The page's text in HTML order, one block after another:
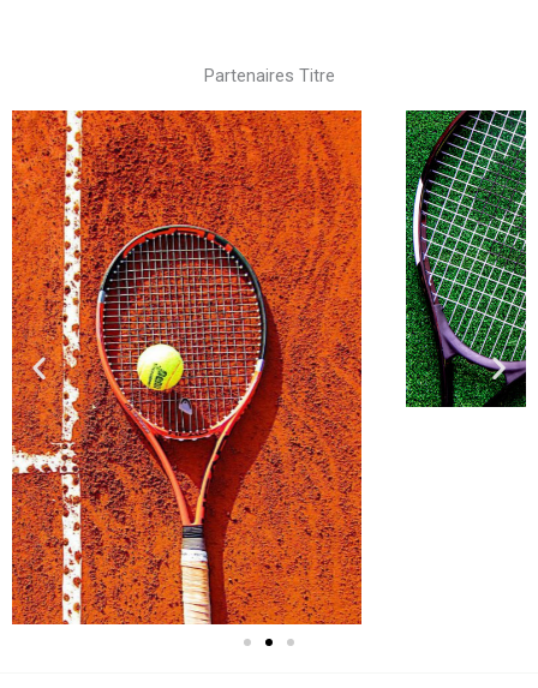
Partenaires Titre